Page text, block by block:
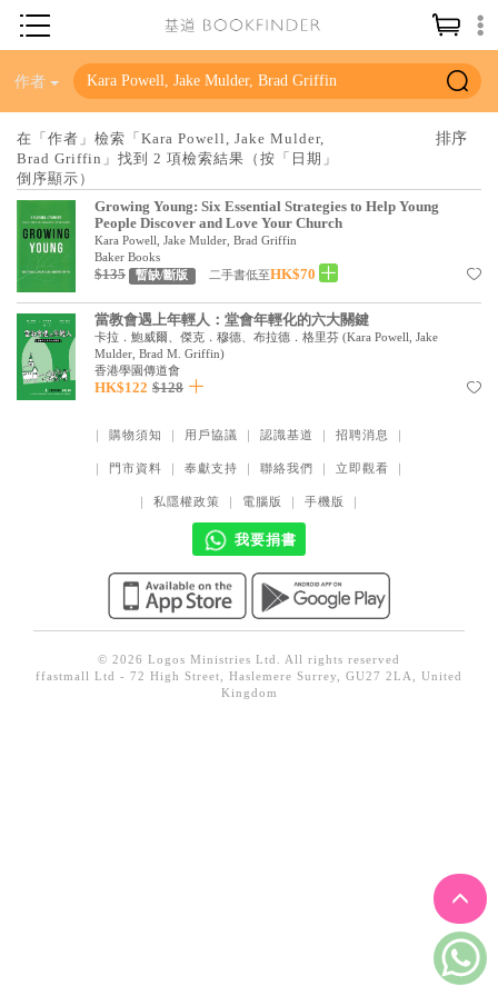
神學／教義
聖經
信仰入門
教會歷史
靈修／禱告
信徒生活
教會事工
分齡牧養
社會／倫理
哲學／宗教比較
童書
其他
作者
在「作者」檢索「Kara Powell, Jake Mulder,
Brad Griffin」找到 2 項檢索結果（按「日期」
倒序顯示）
Growing Young: Six Essential Strategies to Help Young
People Discover and Love Your Church
Kara Powell, Jake Mulder, Brad Griffin
Baker Books
$135 暫缺/斷版 二手書低至HK$70
當教會遇上年輕人：堂會年輕化的六大關鍵
卡拉．鮑威爾、傑克．穆德、布拉德．格里芬 (Kara Powell, Jake
Mulder, Brad M. Griffin)
香港學園傳道會
HK$122 $128
｜ 購物須知 ｜ 用戶協議 ｜ 認識基道 ｜ 招聘消息 ｜
｜ 門市資料 ｜ 奉獻支持 ｜ 聯絡我們 ｜ 立即觀看 ｜
｜ 私隱權政策 ｜ 電腦版 ｜ 手機版 ｜
我要捐書
© 2026 Logos Ministries Ltd. All rights reserved
ffastmall Ltd - 72 High Street, Haslemere Surrey, GU27 2LA, United
Kingdom